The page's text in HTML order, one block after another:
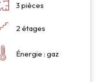
3 pièces
2 étages
Énergie : gaz